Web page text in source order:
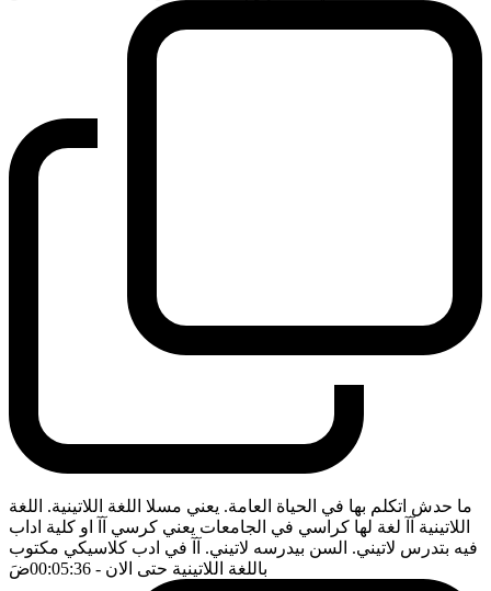
ما حدش اتكلم بها في الحياة العامة. يعني مسلا اللغة اللاتينية. اللغة
اللاتينية آآ لغة لها كراسي في الجامعات يعني كرسي آآ او كلية اداب
فيه بتدرس لاتيني. السن بيدرسه لاتيني. آآ في ادب كلاسيكي مكتوب
باللغة اللاتينية حتى الان - 00:05:36 ضَ